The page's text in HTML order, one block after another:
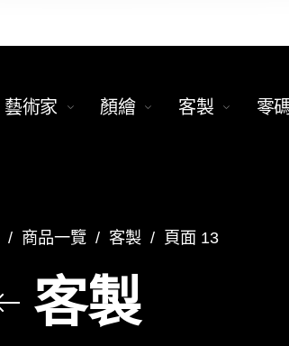
藝術家 顏繪 客製 零
/ 商品一覽 / 客製 / 頁面 13
客製